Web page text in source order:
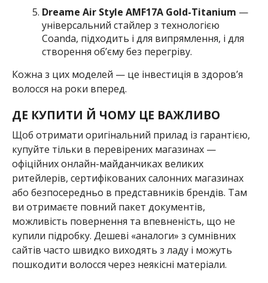
Dreame Air Style AMF17A Gold-Titanium —
універсальний стайлер з технологією
Coanda, підходить і для випрямлення, і для
створення об’єму без перегріву.
Кожна з цих моделей — це інвестиція в здоров’я
волосся на роки вперед.
ДЕ КУПИТИ Й ЧОМУ ЦЕ ВАЖЛИВО
Щоб отримати оригінальний прилад із гарантією,
купуйте тільки в перевірених магазинах —
офіційних онлайн-майданчиках великих
ритейлерів, сертифікованих салонних магазинах
або безпосередньо в представників брендів. Там
ви отримаєте повний пакет документів,
можливість повернення та впевненість, що не
купили підробку. Дешеві «аналоги» з сумнівних
сайтів часто швидко виходять з ладу і можуть
пошкодити волосся через неякісні матеріали.